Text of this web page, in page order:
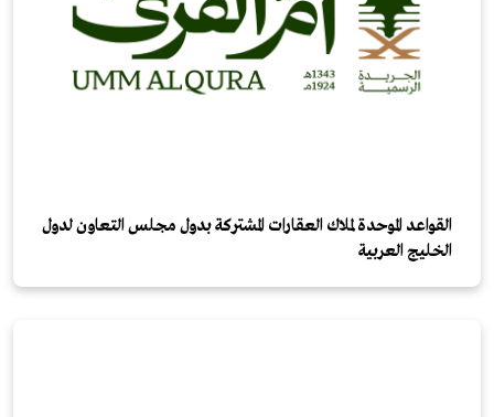
القواعد الموحدة لملاك العقارات المشتركة بدول مجلس التعاون لدول
الخليج العربية